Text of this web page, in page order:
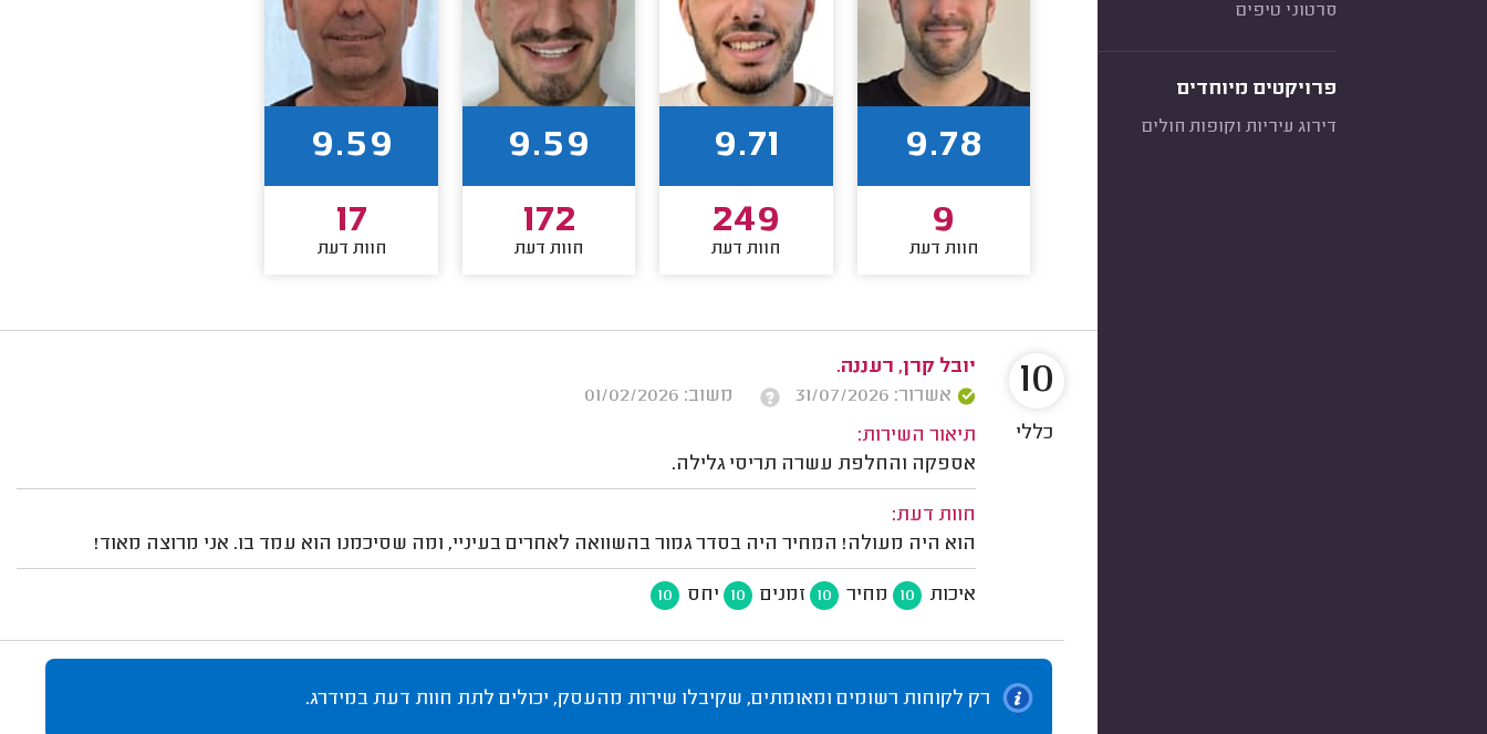
סרטוני טיפים
פרויקטים מיוחדים
דירוג עיריות וקופות חולים
9.78
9
חוות דעת
9.71
249
חוות דעת
9.59
172
חוות דעת
9.59
17
חוות דעת
יובל קרן, רעננה.
אשרור: 31/07/2026
משוב: 01/02/2026
תיאור השירות:
אספקה והחלפת עשרה תריסי גלילה.
חוות דעת:
הוא היה מעולה! המחיר היה בסדר גמור בהשוואה לאחרים בעיניי, ומה שסיכמנו הוא עמד בו. אני מרוצה מאוד!
איכות 10 מחיר 10 זמנים 10 יחס 10
10
כללי
רק לקוחות רשומים ומאומתים, שקיבלו שירות מהעסק, יכולים לתת חוות דעת במידרג.